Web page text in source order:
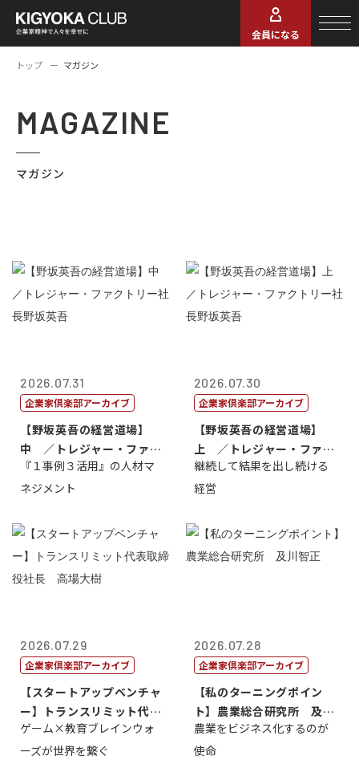
会員になる
トップ マガジン
MAGAZINE
マガジン
2026.07.31
企業家倶楽部アーカイブ
【野坂英吾の経営道場】
中 ／トレジャー・ファク
トリー社長野坂...
『１事例３活用』の人材マ
ネジメント
2026.07.30
企業家倶楽部アーカイブ
【野坂英吾の経営道場】
上 ／トレジャー・ファク
トリー社長野坂...
継続して結果を出し続ける
経営
2026.07.29
企業家倶楽部アーカイブ
【スタートアップベンチャ
ー】トランスリミット代表
取締役社長 ...
ゲーム×教育ブレインウォ
ーズが世界を繋ぐ
2026.07.28
企業家倶楽部アーカイブ
【私のターニングポイン
ト】農業総合研究所 及川
智正
農業をビジネス化するのが
使命